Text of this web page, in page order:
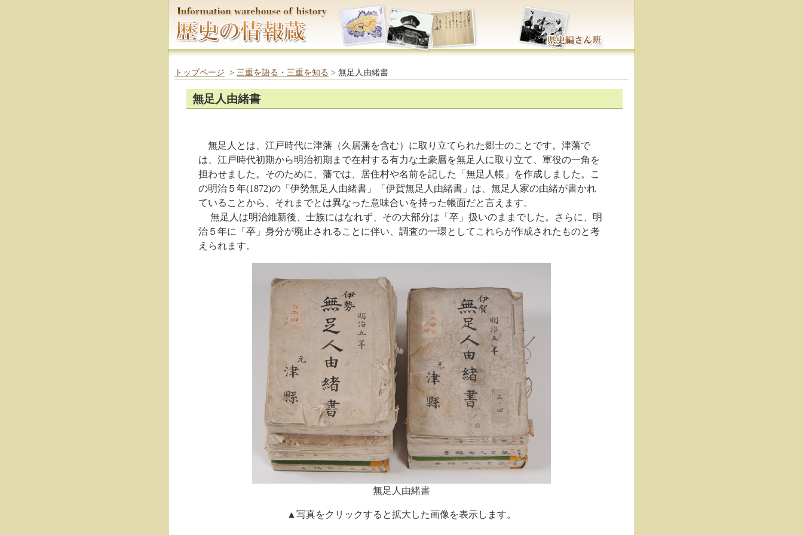
トップページ > 三重を語る・三重を知る > 無足人由緒書
無足人由緒書
無足人とは、江戸時代に津藩（久居藩を含む）に取り立てられた郷士のことです。津藩で
は、江戸時代初期から明治初期まで在村する有力な土豪層を無足人に取り立て、軍役の一角を
担わせました。そのために、藩では、居住村や名前を記した「無足人帳」を作成しました。こ
の明治５年(1872)の「伊勢無足人由緒書」「伊賀無足人由緒書」は、無足人家の由緒が書かれ
ていることから、それまでとは異なった意味合いを持った帳面だと言えます。
無足人は明治維新後、士族にはなれず、その大部分は「卒」扱いのままでした。さらに、明
治５年に「卒」身分が廃止されることに伴い、調査の一環としてこれらが作成されたものと考
えられます。
無足人由緒書
▲写真をクリックすると拡大した画像を表示します。